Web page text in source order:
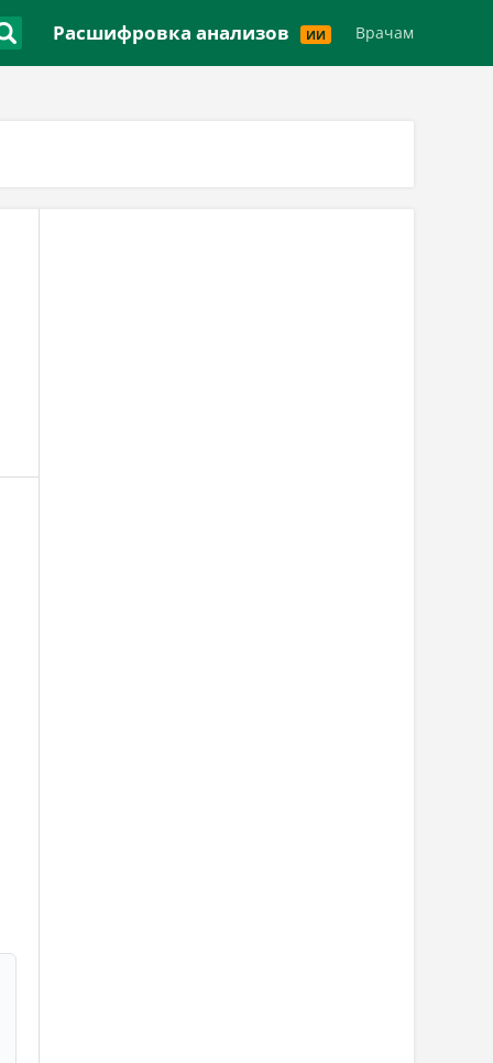
Расшифровка анализов ИИ Врачам